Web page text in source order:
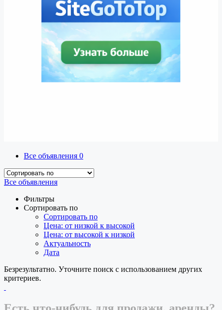
Все объявления 0
Все объявления
Фильтры
Сортировать по
Сортировать по
Цена: от низкой к высокой
Цена: от высокой к низкой
Актуальность
Дата
Безрезультатно. Уточните поиск с использованием других
критериев.